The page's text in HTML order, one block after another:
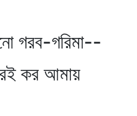
গরব-গরিমা--
আমায়